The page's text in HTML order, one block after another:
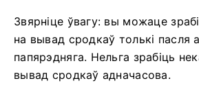
Звярніце ўвагу: вы можаце
на вывад сродкаў толькі пасля
папярэдняга. Нельга зрабіць
вывад сродкаў адначасова.